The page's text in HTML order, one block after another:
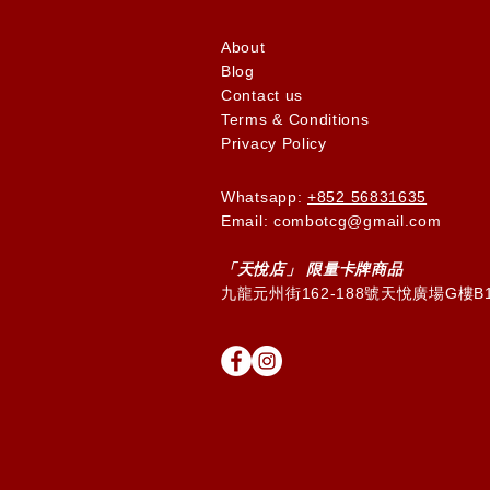
About
Blog
Contact us
Terms & Conditions
Privacy Policy
Whatsapp: +852 56831635
Email: combotcg@gmail.com
「天悅店」 限量卡牌商品
九龍元州街162-188號天悅廣場G樓